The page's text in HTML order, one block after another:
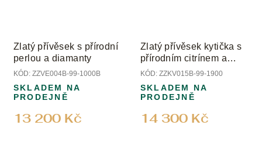
Zlatý přívěsek s přírodní
perlou a diamanty
KÓD: ZZVE004B-99-1000B
13 200 Kč
SKLADEM NA
PRODEJNĚ
Zlatý přívěsek kytička s
přírodním citrínem a
diamanty
KÓD: ZZKV015B-99-1900
14 300 Kč
SKLADEM NA
PRODEJNĚ